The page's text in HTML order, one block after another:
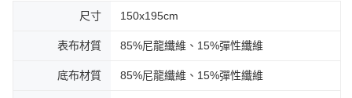
尺寸 150x195cm
表布材質 85%尼龍纖維、15%彈性纖維
底布材質 85%尼龍纖維、15%彈性纖維